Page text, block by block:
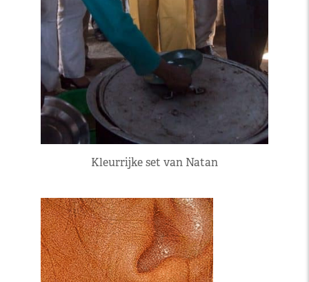
Kleurrijke set van Natan